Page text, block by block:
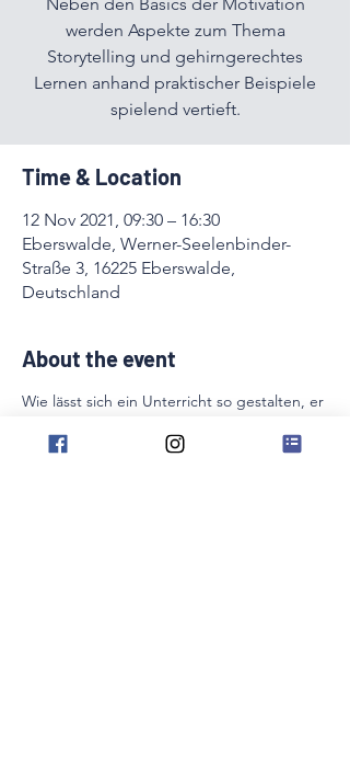
werden Aspekte zum Thema
Storytelling und gehirngerechtes
Lernen anhand praktischer Beispiele
spielend vertieft.
Time & Location
12 Nov 2021, 09:30 – 16:30
Eberswalde, Werner-Seelenbinder-
Straße 3, 16225 Eberswalde,
Deutschland
About the event
Wie lässt sich ein Unterricht so gestalten, er
Wünsche berücksichtigt und ein hohes